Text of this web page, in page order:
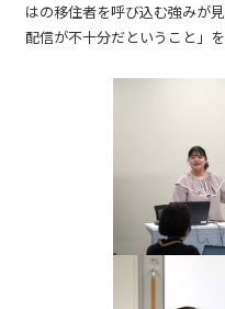
はの移住者を呼び込む強みが
配信が不十分だということ」